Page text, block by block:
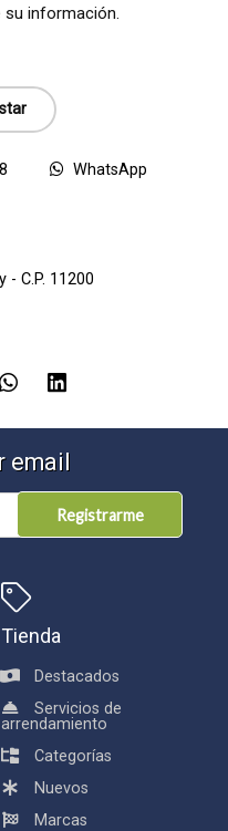
su información.
WhatsApp
- C.P. 11200
email
Registrarme
Tienda
Destacados
Servicios de
arrendamiento
Categorías
Nuevos
Marcas